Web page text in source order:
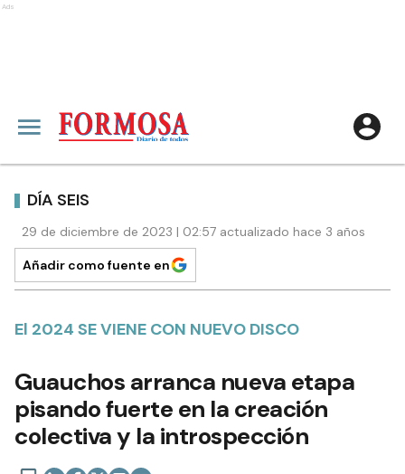
Ads
DÍA SEIS
29 de diciembre de 2023 | 02:57 actualizado hace 3 años
Añadir como fuente en
El 2024 SE VIENE CON NUEVO DISCO
Guauchos arranca nueva etapa
pisando fuerte en la creación
colectiva y la introspección